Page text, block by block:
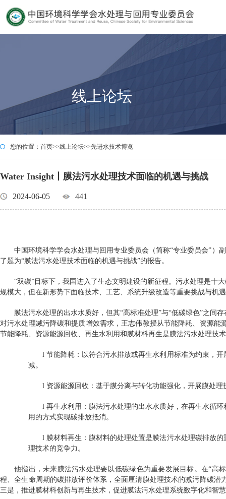
线上论坛
您的位置： 首页>>线上论坛>>先进水技术博览
Water Insight丨膜法污水处理技术面临的机遇与挑战
2024-06-05 441
中国环境科学学会水处理与回用专业委员会（简称“专业委员会”）
了题为“膜法污水处理技术面临的机遇与挑战”的报告。
“双碳”目标下，我国进入了生态文明建设的新征程。污水处理是十
规模大，但在新形势下面临技术、工艺、系统升级改造等重要挑战与机
膜法污水处理的出水水质好，但其“高标准处理”与“低碳绿色”之间
对污水处理减污降碳和提质增效需求，王志伟教授从节能降耗、资源
节能降耗、资源能源回收、再生水利用和膜材料再生是膜法污水处理技
l 节能降耗：以符合污水排放或再生水利用标准为约束，
减。
l 资源能源回收：基于膜分离与转化功能强化，开展膜处
l 再生水利用：膜法污水处理的出水水质好，在再生水循
用的方式实现碳排放抵消。
l 膜材料再生：膜材料的处理处置是膜法污水处理碳排放
理技术的竞争力。
他指出，未来膜法污水处理要以低碳绿色为重要发展目标。在“高
程、全生命周期的碳排放评价体系，全面厘清膜处理技术的减污降碳
三是，推进膜材料创新与再生技术，促进膜法污水处理系统数字化和智